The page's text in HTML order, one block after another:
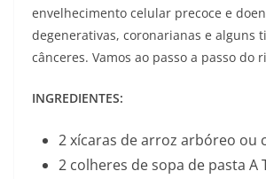
envelhecimento celular precoce e
degenerativas, coronarianas e alguns
cânceres. Vamos ao passo a passo do
INGREDIENTES:
2 xícaras de arroz arbóreo ou
2 colheres de sopa de pasta A